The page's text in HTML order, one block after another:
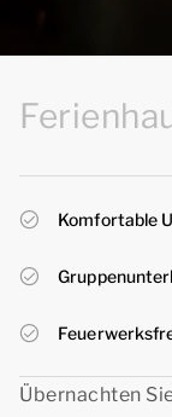
Komfortable
Übernachten